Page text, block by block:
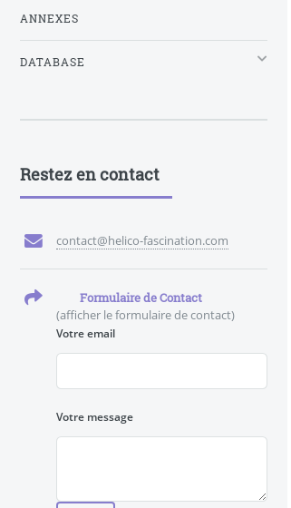
ANNEXES
DATABASE
Restez en contact
contact@helico-fascination.com
Formulaire de Contact
(afficher le formulaire de contact)
Votre email
Votre message